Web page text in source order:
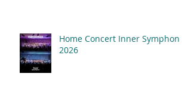
Home Concert Inner Symphony
2026